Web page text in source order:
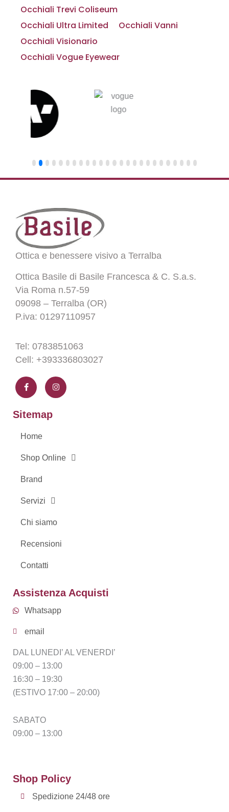
Occhiali Trevi Coliseum
Occhiali Ultra Limited
Occhiali Vanni
Occhiali Visionario
Occhiali Vogue Eyewear
Ottica e benessere visivo a Terralba
Ottica Basile di Basile Francesca & C. S.a.s.
Via Roma n.57-59
09098 – Terralba (OR)
P.iva: 01297110957
Tel: 0783851063
Cell: +393336803027
a
c
e
b
o
-
f
n
s
t
a
Sitemap
Home
Shop Online
Brand
Servizi
Chi siamo
Recensioni
Contatti
Assistenza Acquisti
Whatsapp
email
DAL LUNEDI’ AL VENERDI’
09:00 – 13:00
16:30 – 19:30
(ESTIVO 17:00 – 20:00)
SABATO
09:00 – 13:00
Shop Policy
Spedizione 24/48 ore